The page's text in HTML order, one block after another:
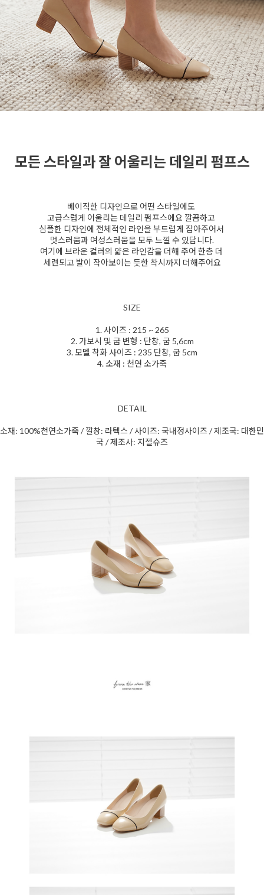
모든 스타일과 잘 어울리는 데일리 펌프스
베이직한 디자인으로 어떤 스타일에도
고급스럽게 어울리는 데일리 펌프스에요 깔끔하고
심플한 디자인에 전체적인 라인을 부드럽게 잡아주어서
멋스러움과 여성스러움을 모두 느낄 수 있답니다.
여기에 브라운 컬러의 얇은 라인감을 더해 주어 한층 더
세련되고 발이 작아보이는 듯한 착시까지 더해주어요
SIZE
1. 사이즈 : 215 ~ 265
2. 가보시 및 굽 변형 : 단창, 굽 5,6cm
3. 모델 착화 사이즈 : 235 단창, 굽 5cm
4. 소재 : 천연 소가죽
DETAIL
소재: 100%천연소가죽 / 깔창: 라텍스 / 사이즈: 국내정사이즈 / 제조국: 대한민
국 / 제조사: 지젤슈즈